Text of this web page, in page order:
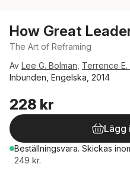
How Great
The Art of Reframing
Av Lee G. Bolman Terrence E.
Inbunden, Engelska, 2014
228 kr
Lägg
Beställningsvara. Skickas
249 kr.